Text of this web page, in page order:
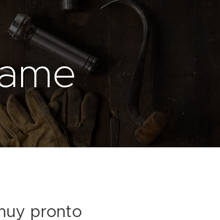
pronto